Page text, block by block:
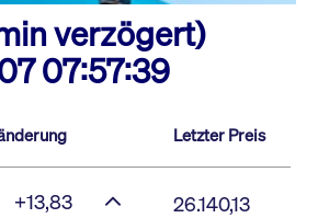
verzögert)
07:57:39
Letzter Preis
+13,83 26.140,13